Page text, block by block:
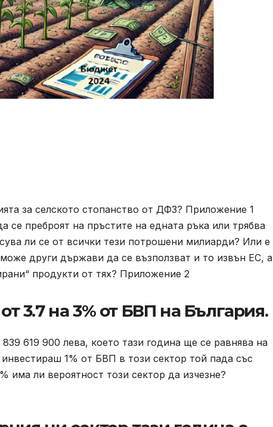
за селското стопанство от ДФЗ? Приложение 1
се преброят на пръстите на едната ръка или трябва
ли се от всички тези потрошени милиарди? Или е
други държави да се възползват и то извън ЕС, а
продукти от тях? Приложение 2
3.7 на 3% от БВП на България.
619 900 лева, което тази година ще се равнява на
1% от БВП в този сектор той пада със
има ли вероятност този сектор да изчезне?